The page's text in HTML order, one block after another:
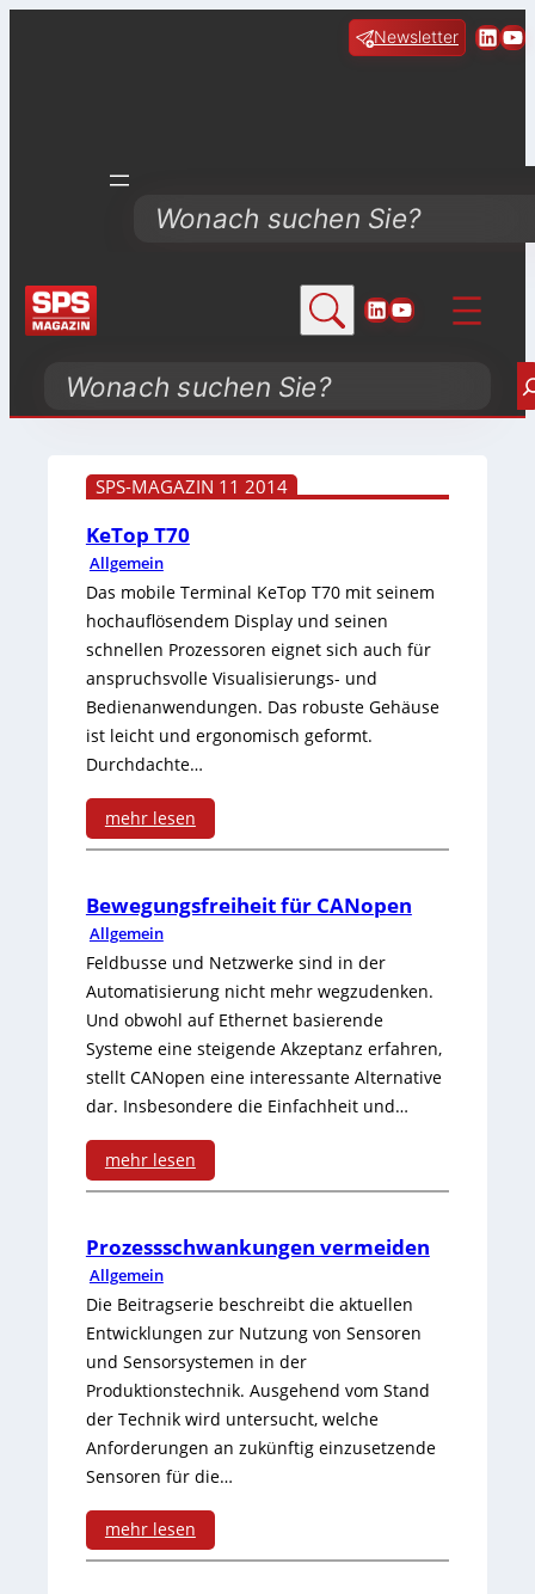
Newsletter
Search
LinkedIn
YouTube
Search
SPS-MAGAZIN 11 2014
KeTop T70
Allgemein
Das mobile Terminal KeTop T70 mit seinem
hochauflösendem Display und seinen
schnellen Prozessoren eignet sich auch für
anspruchsvolle Visualisierungs- und
Bedienanwendungen. Das robuste Gehäuse
ist leicht und ergonomisch geformt.
Durchdachte…
mehr lesen
:
K
e
T
o
p
T
7
0
Bewegungsfreiheit für CANopen
Allgemein
Feldbusse und Netzwerke sind in der
Automatisierung nicht mehr wegzudenken.
Und obwohl auf Ethernet basierende
Systeme eine steigende Akzeptanz erfahren,
stellt CANopen eine interessante Alternative
dar. Insbesondere die Einfachheit und…
mehr lesen
:
B
e
w
e
g
u
n
Prozessschwankungen vermeiden
Allgemein
Die Beitragserie beschreibt die aktuellen
Entwicklungen zur Nutzung von Sensoren
und Sensorsystemen in der
Produktionstechnik. Ausgehend vom Stand
der Technik wird untersucht, welche
Anforderungen an zukünftig einzusetzende
Sensoren für die…
mehr lesen
: